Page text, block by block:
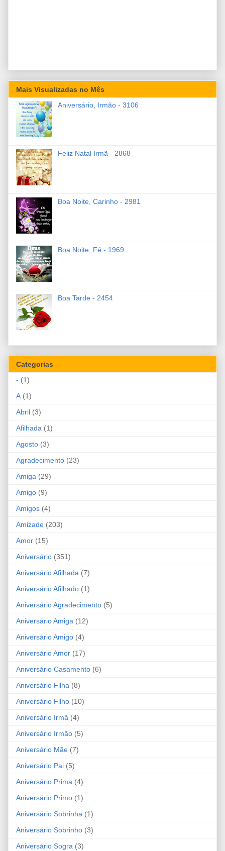
Mais Visualizadas no Mês
Aniversário, Irmão - 3106
Feliz Natal Irmã - 2868
Boa Noite, Carinho - 2981
Boa Noite, Fé - 1969
Boa Tarde - 2454
Categorias
- (1)
A (1)
Abril (3)
Afilhada (1)
Agosto (3)
Agradecimento (23)
Amiga (29)
Amigo (9)
Amigos (4)
Amizade (203)
Amor (15)
Aniversário (351)
Aniversário Afilhada (7)
Aniversário Afilhado (1)
Aniversário Agradecimento (5)
Aniversário Amiga (12)
Aniversário Amigo (4)
Aniversário Amor (17)
Aniversário Casamento (6)
Aniversário Filha (8)
Aniversário Filho (10)
Aniversário Irmã (4)
Aniversário Irmão (5)
Aniversário Mãe (7)
Aniversário Pai (5)
Aniversário Prima (4)
Aniversário Primo (1)
Aniversário Sobrinha (1)
Aniversário Sobrinho (3)
Aniversário Sogra (3)